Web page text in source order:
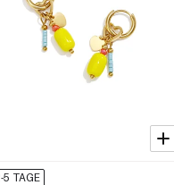
5 TAGE